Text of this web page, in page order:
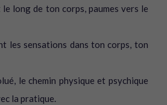
le long de ton corps, paumes vers le
les sensations dans ton corps, ton
le chemin physique et psychique
la pratique.